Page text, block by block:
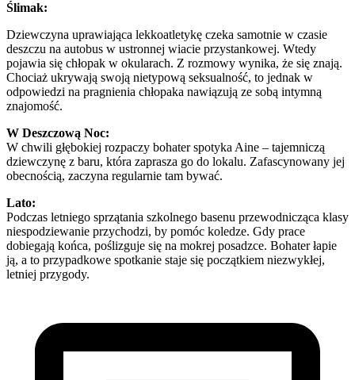
Ślimak:
Dziewczyna uprawiająca lekkoatletykę czeka samotnie w czasie
deszczu na autobus w ustronnej wiacie przystankowej. Wtedy
pojawia się chłopak w okularach. Z rozmowy wynika, że się znają.
Chociaż ukrywają swoją nietypową seksualność, to jednak w
odpowiedzi na pragnienia chłopaka nawiązują ze sobą intymną
znajomość.
W Deszczową Noc:
W chwili głębokiej rozpaczy bohater spotyka Aine – tajemniczą
dziewczynę z baru, która zaprasza go do lokalu. Zafascynowany jej
obecnością, zaczyna regularnie tam bywać.
Lato:
Podczas letniego sprzątania szkolnego basenu przewodnicząca klasy
niespodziewanie przychodzi, by pomóc koledze. Gdy prace
dobiegają końca, poślizguje się na mokrej posadzce. Bohater łapie
ją, a to przypadkowe spotkanie staje się początkiem niezwykłej,
letniej przygody.